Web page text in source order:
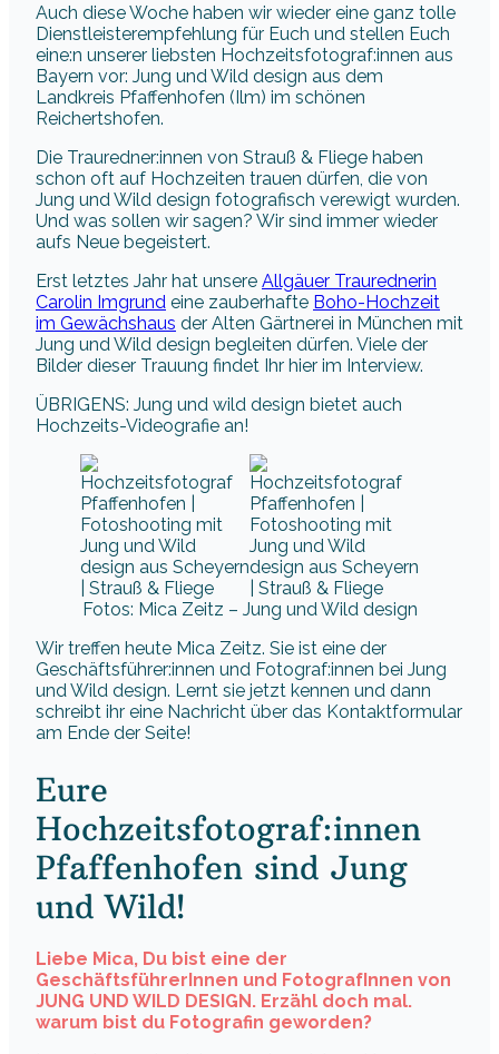
Auch diese Woche haben wir wieder eine ganz tolle
Dienstleisterempfehlung für Euch und stellen Euch
eine:n unserer liebsten Hochzeitsfotograf:innen aus
Bayern vor: Jung und Wild design aus dem
Landkreis Pfaffenhofen (Ilm) im schönen
Reichertshofen.
Die Trauredner:innen von Strauß & Fliege haben
schon oft auf Hochzeiten trauen dürfen, die von
Jung und Wild design fotografisch verewigt wurden.
Und was sollen wir sagen? Wir sind immer wieder
aufs Neue begeistert.
Erst letztes Jahr hat unsere Allgäuer Traurednerin
Carolin Imgrund eine zauberhafte Boho-Hochzeit
im Gewächshaus der Alten Gärtnerei in München mit
Jung und Wild design begleiten dürfen. Viele der
Bilder dieser Trauung findet Ihr hier im Interview.
ÜBRIGENS: Jung und wild design bietet auch
Hochzeits-Videografie an!
Fotos: Mica Zeitz – Jung und Wild design
Wir treffen heute Mica Zeitz. Sie ist eine der
Geschäftsführer:innen und Fotograf:innen bei Jung
und Wild design. Lernt sie jetzt kennen und dann
schreibt ihr eine Nachricht über das Kontaktformular
am Ende der Seite!
Eure
Hochzeitsfotograf:innen
Pfaffenhofen sind Jung
und Wild!
Liebe Mica, Du bist eine der
GeschäftsführerInnen und FotografInnen von
JUNG UND WILD DESIGN. Erzähl doch mal.
warum bist du Fotografin geworden?